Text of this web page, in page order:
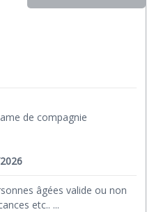
de compagnie
âgées valide ou non
etc.. ...